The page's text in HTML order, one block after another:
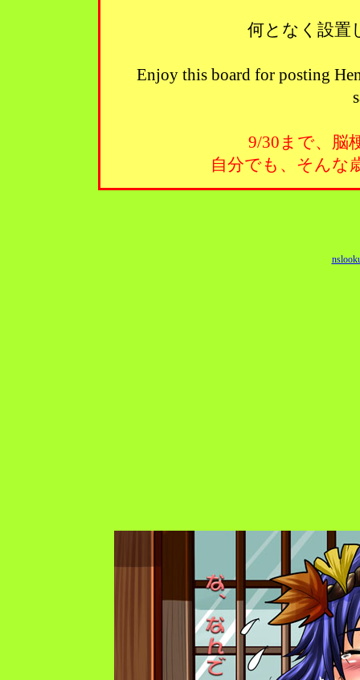
何となく設
Enjoy this board for posting
9/30まで、脳
自分でも、そんな